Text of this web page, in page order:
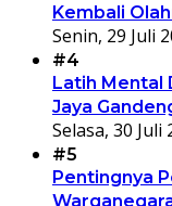
Kembali
Senin, 29 Juli
#4
Latih Mental
Jaya
Selasa, 30 Juli
#5
Pentingnya